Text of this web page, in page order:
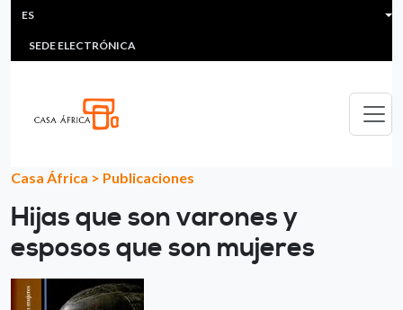
Pasar al contenido principal
HEADER MENU
MULTIMEDIA
SEDE ELECTRÓNICA
ES
Casa África > Publicaciones
Hijas que son varones y
esposos que son mujeres